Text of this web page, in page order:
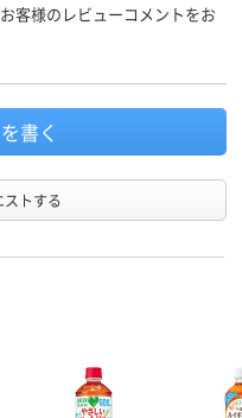
客様のレビューコメントをお
書く
ストする